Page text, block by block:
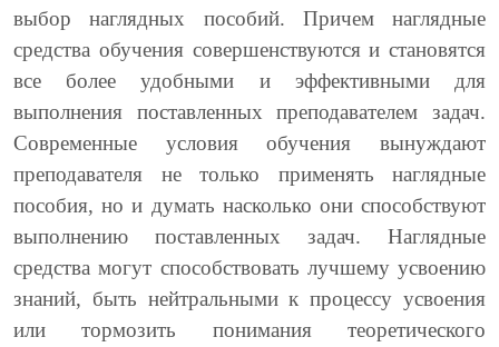
выбор наглядных пособий. Причем наглядные
средства обучения совершенствуются и становятся
все более удобными и эффективными для
выполнения поставленных преподавателем задач.
Современные условия обучения вынуждают
преподавателя не только применять наглядные
пособия, но и думать насколько они способствуют
выполнению поставленных задач. Наглядные
средства могут способствовать лучшему усвоению
знаний, быть нейтральными к процессу усвоения
или тормозить понимания теоретического